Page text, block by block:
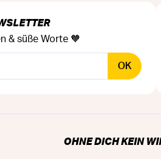
& süße Worte 🧡
OK
OHNE DICH KEIN